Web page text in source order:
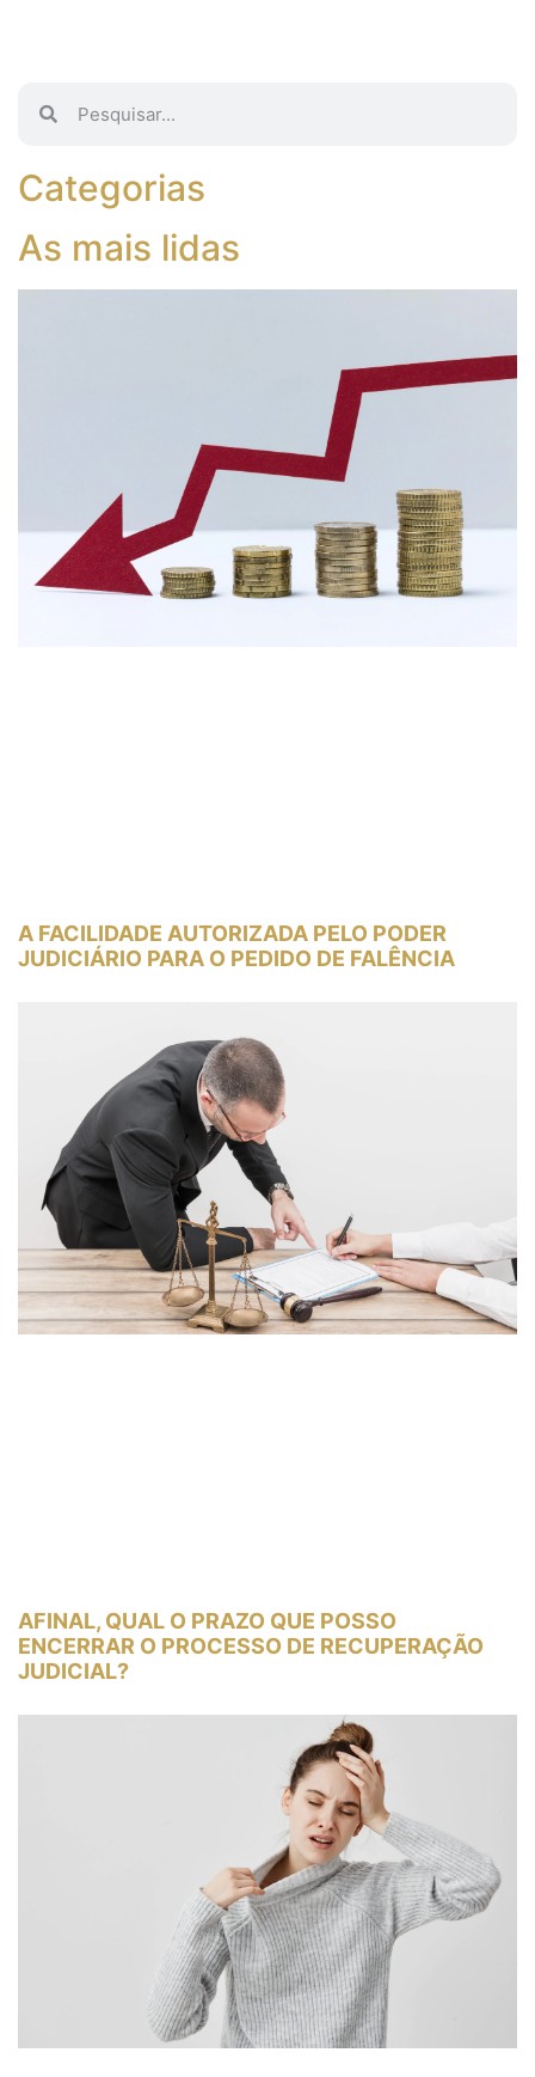
Categorias
As mais lidas
A FACILIDADE AUTORIZADA PELO PODER
JUDICIÁRIO PARA O PEDIDO DE FALÊNCIA
AFINAL, QUAL O PRAZO QUE POSSO
ENCERRAR O PROCESSO DE RECUPERAÇÃO
JUDICIAL?